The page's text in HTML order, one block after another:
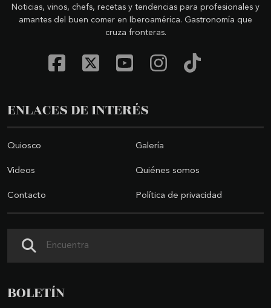
Noticias, vinos, chefs, recetas y tendencias para profesionales y
amantes del buen comer en Iberoamérica. Gastronomía que
cruza fronteras.
ENLACES DE INTERÉS
Quiosco Galería
Videos Quiénes somos
Contacto Política de privacidad
BOLETÍN